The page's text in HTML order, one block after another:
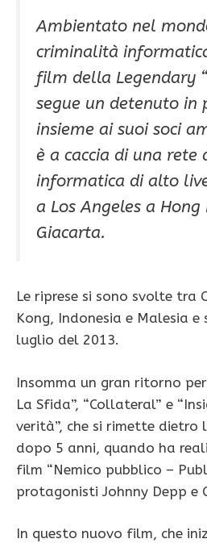
Ambientato nel
criminalità
film della Legendary
segue un detenuto in
insieme ai suoi soci
è a caccia di una rete
informatica di alto
a Los Angeles a Hong
Giacarta.
Le riprese si sono svolte tra
Kong, Indonesia e Malesia
luglio del 2013.
Insomma un gran ritorno
La Sfida”, “Collateral” e
verità”, che si rimette dietro
dopo 5 anni, quando ha
film “Nemico pubblico –
protagonisti Johnny Depp e
In questo nuovo film, che